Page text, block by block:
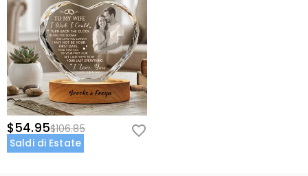
$54.95$106.85
Saldi di Estate